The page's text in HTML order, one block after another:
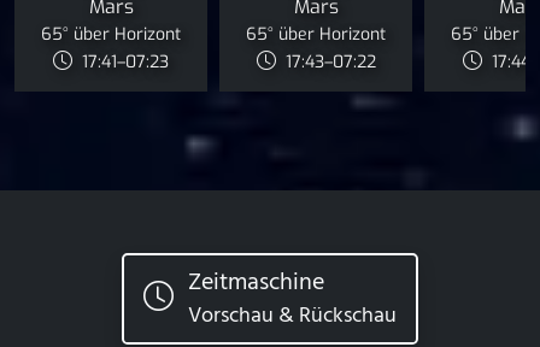
Mars
65° über Horizont
17:41–07:23
Mars
65° über Horizont
17:43–07:22
65° über
Zeitmaschine
Vorschau & Rückschau